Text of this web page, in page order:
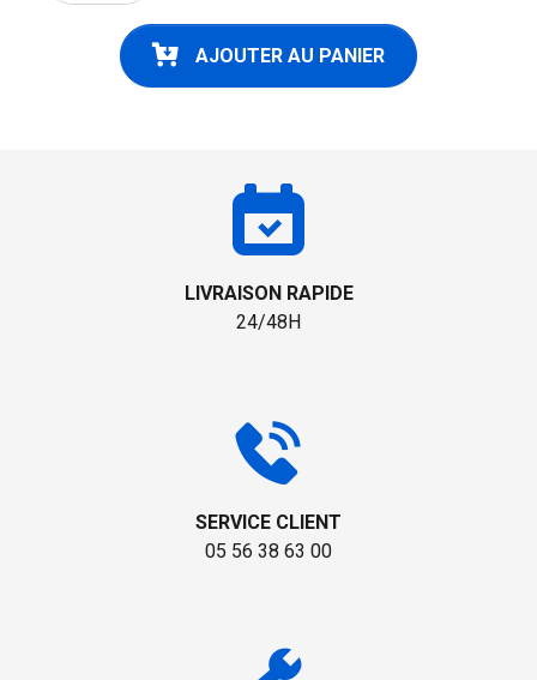
AJOUTER AU PANIER
LIVRAISON RAPIDE
24/48H
SERVICE CLIENT
05 56 38 63 00